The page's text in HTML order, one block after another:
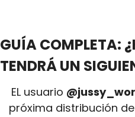
GUÍA COMPLETA:
TENDRÁ UN
EL usuario
próxima distribución de